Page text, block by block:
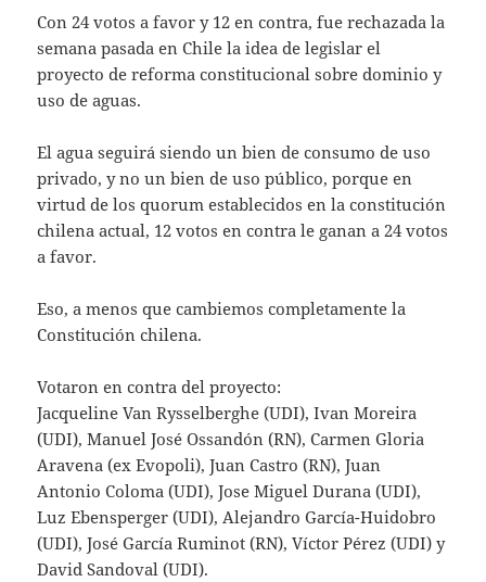
at
s
A
p
p
itt
er
ai
l
Con 24 votos a favor y 12 en contra, fue rechazada la
semana pasada en Chile la idea de legislar el
proyecto de reforma constitucional sobre dominio y
uso de aguas.
El agua seguirá siendo un bien de consumo de uso
privado, y no un bien de uso público, porque en
virtud de los quorum establecidos en la constitución
chilena actual, 12 votos en contra le ganan a 24 votos
a favor.
Eso, a menos que cambiemos completamente la
Constitución chilena.
Votaron en contra del proyecto:
Jacqueline Van Rysselberghe (UDI), Ivan Moreira
(UDI), Manuel José Ossandón (RN), Carmen Gloria
Aravena (ex Evopoli), Juan Castro (RN), Juan
Antonio Coloma (UDI), Jose Miguel Durana (UDI),
Luz Ebensperger (UDI), Alejandro García-Huidobro
(UDI), José García Ruminot (RN), Víctor Pérez (UDI) y
David Sandoval (UDI).